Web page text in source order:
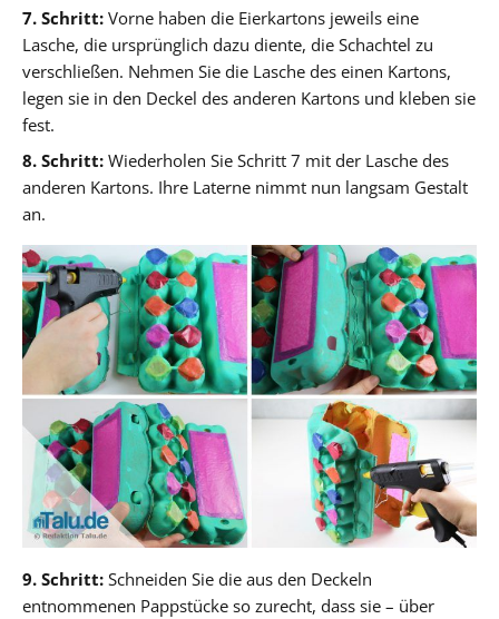
7. Schritt: Vorne haben die Eierkartons jeweils eine
Lasche, die ursprünglich dazu diente, die Schachtel zu
verschließen. Nehmen Sie die Lasche des einen Kartons,
legen sie in den Deckel des anderen Kartons und kleben sie
fest.
8. Schritt: Wiederholen Sie Schritt 7 mit der Lasche des
anderen Kartons. Ihre Laterne nimmt nun langsam Gestalt
an.
9. Schritt: Schneiden Sie die aus den Deckeln
entnommenen Pappstücke so zurecht, dass sie – über